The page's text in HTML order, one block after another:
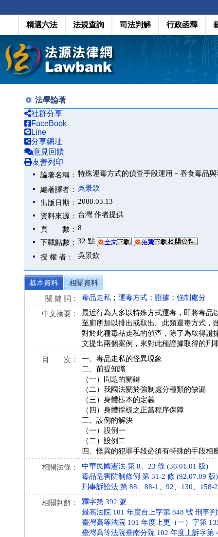
精選六法 法規查詢 司法判解 行政函釋
法學論著
社群分享
FaceBook
Line
分享網址
意見回饋
友善列印
論著名稱： 特殊運毒方式的偵查手段運用－吞食毒品
編著譯者： 吳景欽
出版日期： 2008.03.13
資料來源： 台灣 作者提供
頁 數： 8
下載點數： 32 點
授 權 者： 吳景欽
基本資料
相關資料
關 鍵 詞：
毒品走私 ； 運毒方式 ； 證據 ； 強制處分
中文摘要：
最近行為人多以特殊方式運毒，即將毒品
至廁所加以排出或取出。此類運毒方式，
對於此種毒品走私的偵查，除了為取得證
文提出兩個案例，來對此種證據取得的刑
目 次：
一、毒品走私的怪異現象
二、前提知識
（一）問題的關鍵
（二）我國法關於強制處分種類的缺漏
（三）身體樣本的定義
（四）身體採樣之正當程序保障
三、設例的解決
（一）設例一
（二）設例二
四、怪異的犯罪手段必須有特殊的手段相
相關法條：
中華民國憲法 第 8、23 條 (36.01.01 版)
毒品危害防制條例 第 31-2 條 (92.07.09 版)
刑事訴訟法 第 88、88-1、92、130、158-
相關判解：
釋字第 392 號
最高法院 101 年度台上字第 848 號 刑事
臺灣高等法院 101 年度上更（一）字第
臺灣高等法院臺南分院 102 年度上訴字第